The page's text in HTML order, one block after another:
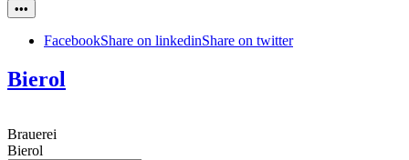
•••
FacebookShare on linkedinShare on twitter
Bierol
Brauerei
Bierol